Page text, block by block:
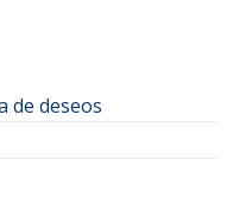
de deseos